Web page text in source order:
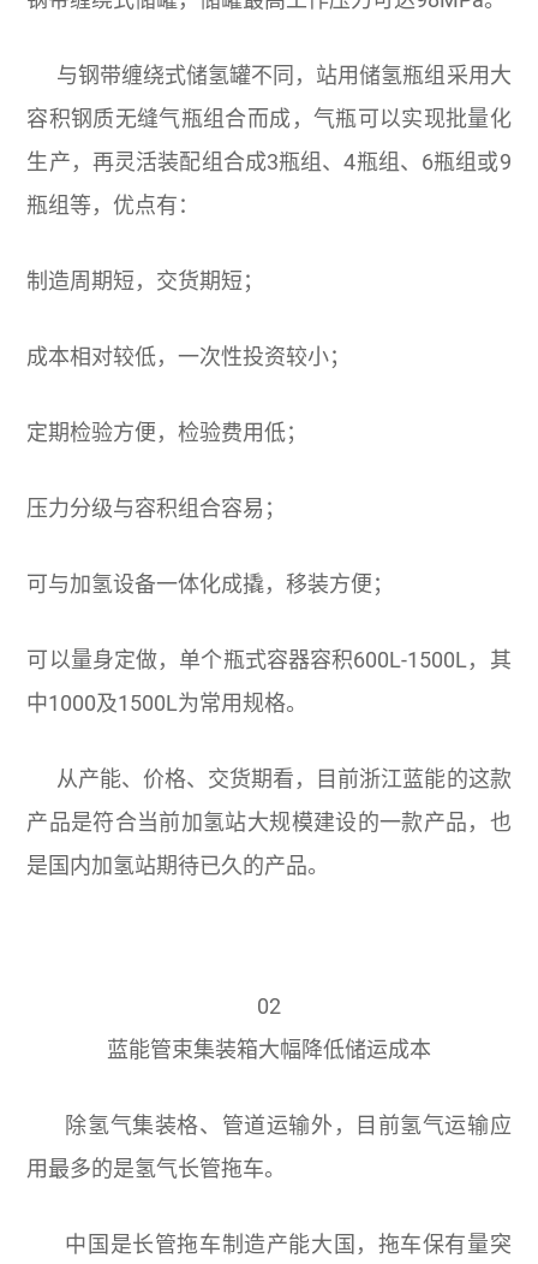
与钢带缠绕式储氢罐不同，站用储氢瓶组采用大
容积钢质无缝气瓶组合而成，气瓶可以实现批量化
生产，再灵活装配组合成3瓶组、4瓶组、6瓶组或9
瓶组等，优点有：
制造周期短，交货期短；
成本相对较低，一次性投资较小；
定期检验方便，检验费用低；
压力分级与容积组合容易；
可与加氢设备一体化成撬，移装方便；
可以量身定做，单个瓶式容器容积600L-1500L，其
中1000及1500L为常用规格。
从产能、价格、交货期看，目前浙江蓝能的这款
产品是符合当前加氢站大规模建设的一款产品，也
是国内加氢站期待已久的产品。
02
蓝能管束集装箱大幅降低储运成本
除氢气集装格、管道运输外，目前氢气运输应
用最多的是氢气长管拖车。
中国是长管拖车制造产能大国，拖车保有量突